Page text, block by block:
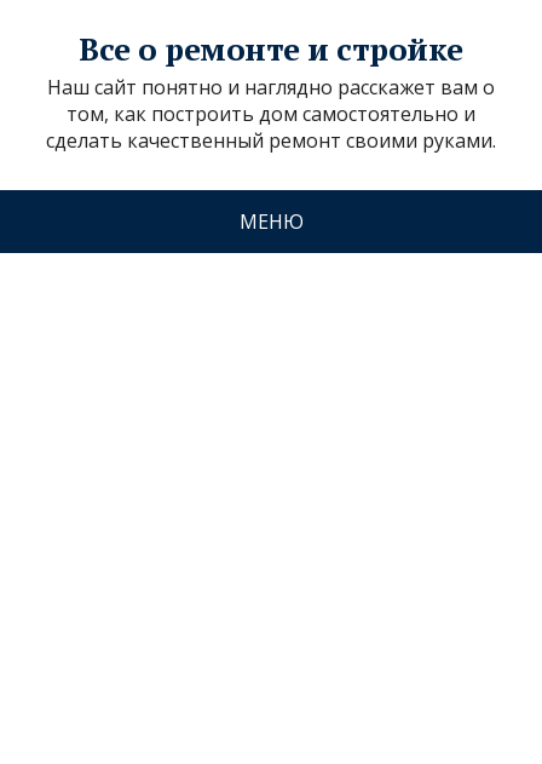
Все о ремонте и стройке
Наш сайт понятно и наглядно расскажет вам о
том, как построить дом самостоятельно и
сделать качественный ремонт своими руками.
МЕНЮ